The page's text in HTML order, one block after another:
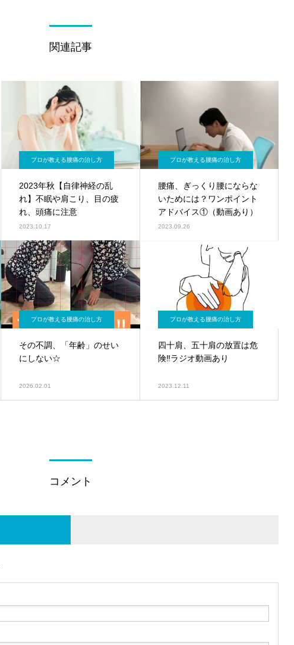
関連記事
プロが教える腰痛の治し方
2023年秋【自律神経の乱
れ】不眠や肩こり、目の疲
れ、頭痛に注意
2023.10.17
プロが教える腰痛の治し方
腰痛、ぎっくり腰にならな
いためには？ワンポイント
アドバイス①（動画あり）
2023.09.26
プロが教える腰痛の治し方
その不調、「年齢」のせい
にしない☆
2026.02.01
プロが教える腰痛の治し方
四十肩、五十肩の放置は危
険‼︎ラジオ動画あり
2023.12.11
コメント